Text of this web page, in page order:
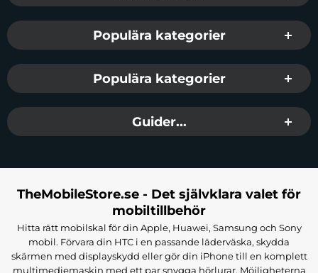
Populära kategorier
Populära kategorier
Guider...
TheMobileStore.se - Det självklara valet för
mobiltillbehör
Hitta rätt mobilskal för din Apple, Huawei, Samsung och Sony
mobil. Förvara din HTC i en passande läderväska, skydda
skärmen med displayskydd eller gör din iPhone till en komplett
multimediemaskin med ett par snygga hörlurar. Möjligheterna